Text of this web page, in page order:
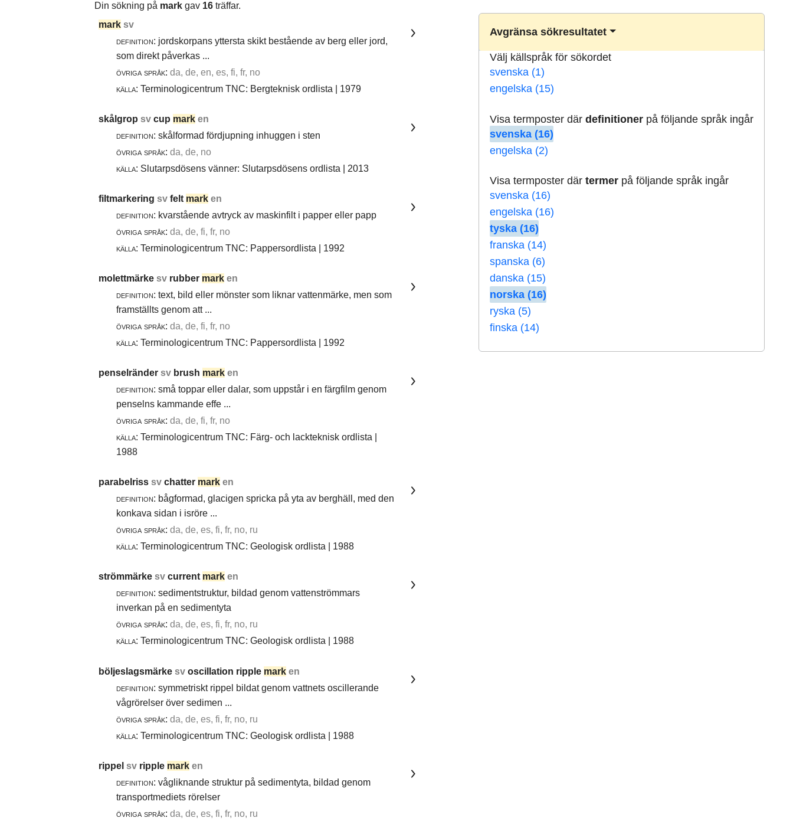
Din sökning på mark gav 16 träffar.
Avgränsa sökresultatet
Välj källspråk för sökordet
svenska (1)
engelska (15)
Visa termposter därdefinitioner på följande språk ingår
svenska (16)
engelska (2)
Visa termposter därtermer på följande språk ingår
svenska (16)
engelska (16)
tyska (16)
franska (14)
spanska (6)
danska (15)
norska (16)
ryska (5)
finska (14)
mark sv
definition: jordskorpans yttersta skikt bestående av berg eller jord,
som direkt påverkas ...
övriga språk: da, de, en, es, fi, fr, no
källa: Terminologicentrum TNC: Bergteknisk ordlista | 1979
skålgrop sv cup mark en
definition: skålformad fördjupning inhuggen i sten
övriga språk: da, de, no
källa: Slutarpsdösens vänner: Slutarpsdösens ordlista | 2013
filtmarkering sv felt mark en
definition: kvarstående avtryck av maskinfilt i papper eller papp
övriga språk: da, de, fi, fr, no
källa: Terminologicentrum TNC: Pappersordlista | 1992
molettmärke sv rubber mark en
definition: text, bild eller mönster som liknar vattenmärke, men som
framställts genom att ...
övriga språk: da, de, fi, fr, no
källa: Terminologicentrum TNC: Pappersordlista | 1992
penselränder sv brush mark en
definition: små toppar eller dalar, som uppstår i en färgfilm genom
penselns kammande effe ...
övriga språk: da, de, fi, fr, no
källa: Terminologicentrum TNC: Färg- och lackteknisk ordlista |
1988
parabelriss sv chatter mark en
definition: bågformad, glacigen spricka på yta av berghäll, med den
konkava sidan i isröre ...
övriga språk: da, de, es, fi, fr, no, ru
källa: Terminologicentrum TNC: Geologisk ordlista | 1988
strömmärke sv current mark en
definition: sedimentstruktur, bildad genom vattenströmmars
inverkan på en sedimentyta
övriga språk: da, de, es, fi, fr, no, ru
källa: Terminologicentrum TNC: Geologisk ordlista | 1988
böljeslagsmärke sv oscillation ripple mark en
definition: symmetriskt rippel bildat genom vattnets oscillerande
vågrörelser över sedimen ...
övriga språk: da, de, es, fi, fr, no, ru
källa: Terminologicentrum TNC: Geologisk ordlista | 1988
rippel sv ripple mark en
definition: vågliknande struktur på sedimentyta, bildad genom
transportmediets rörelser
övriga språk: da, de, es, fi, fr, no, ru